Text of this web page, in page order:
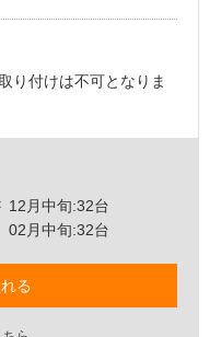
り付けは不可となりま
12月中旬:32台
02月中旬:32台
る